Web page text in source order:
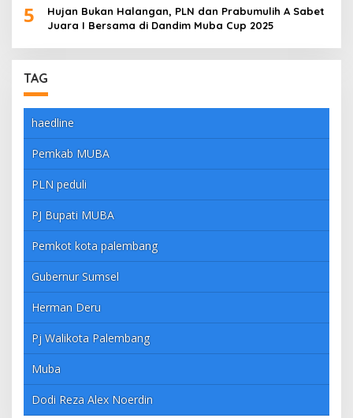
5
Hujan Bukan Halangan, PLN dan Prabumulih A Sabet
Juara I Bersama di Dandim Muba Cup 2025
TAG
haedline
Pemkab MUBA
PLN peduli
PJ Bupati MUBA
Pemkot kota palembang
Gubernur Sumsel
Herman Deru
Pj Walikota Palembang
Muba
Dodi Reza Alex Noerdin